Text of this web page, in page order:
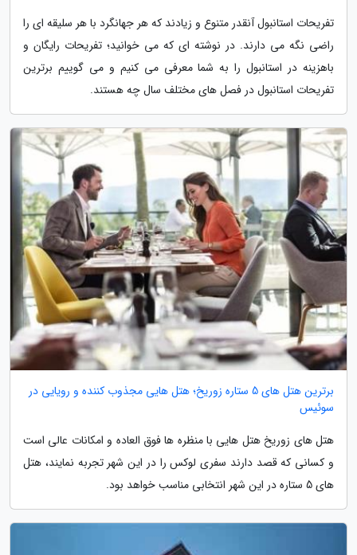
تفریحات استانبول آنقدر متنوع و زیادند که هر جهانگرد با هر سلیقه ای را
راضی نگه می دارند. در نوشته ای که می خوانید؛ تفریحات رایگان و
باهزینه در استانبول را به شما معرفی می کنیم و می گوییم برترین
تفریحات استانبول در فصل های مختلف سال چه هستند.
برترین هتل های 5 ستاره زوریخ؛ هتل هایی مجذوب کننده و رویایی در
سوئیس
هتل های زوریخ هتل هایی با منظره ها فوق العاده و امکانات عالی است
و کسانی که قصد دارند سفری لوکس را در این شهر تجربه نمایند، هتل
های 5 ستاره در این شهر انتخابی مناسب خواهد بود.